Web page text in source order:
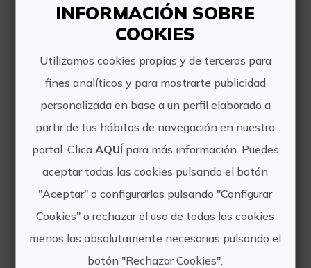
Plan gastro menú: visita bodega y comida en Restaurante Warynessy
La actividad consta de una excursión
de día con visita a una bodega y
comida en un restaurante sin
alojamiento (consultar si quiere
dormir). Disfruta de una de las
bodegas de la zona del Alto Vinal...
INFORMACIÓN SOBRE
COOKIES
Utilizamos cookies propias y de terceros para
fines analíticos y para mostrarte publicidad
personalizada en base a un perfil elaborado a
partir de tus hábitos de navegación en nuestro
portal. Clica AQUÍpara más información. Puedes
aceptar todas las cookies pulsando el botón
"Aceptar" o configurarlas pulsando "Configurar
Cookies" o rechazar el uso de todas las cookies
menos las absolutamente necesarias pulsando el
botón "Rechazar Cookies".